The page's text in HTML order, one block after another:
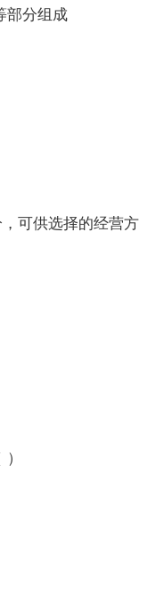
分组成
可供选择的经营方